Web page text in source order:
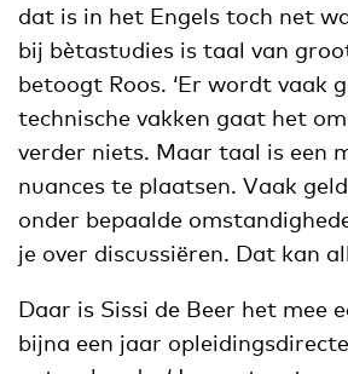
dat is in het Engels toch net
bij bètastudies is taal van
betoogt Roos. ‘Er wordt vaak
technische vakken gaat het
verder niets. Maar taal is een
nuances te plaatsen. Vaak
onder bepaalde
je over discussiëren. Dat kan
Daar is Sissi de Beer het mee
bijna een jaar